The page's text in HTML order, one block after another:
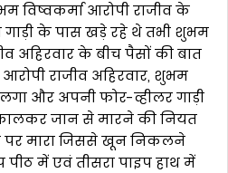
आरोपी राजीव के
के पास खड़े रहे थे तभी शुभम
अहिरवार के बीच पैसों की बात
राजीव अहिरवार, शुभम
और अपनी फोर-व्हीलर गाड़ी
जान से मारने की नियत
पर मारा जिससे खून निकलने
पीठ में एवं तीसरा पाइप हाथ में